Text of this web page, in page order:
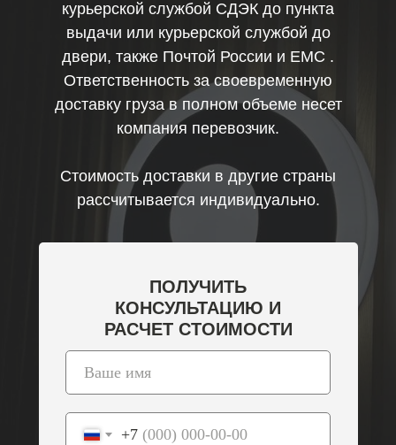
курьерской службой СДЭК до пункта
выдачи или курьерской службой до
двери, также Почтой России и ЕМС .
Ответственность за своевременную
доставку груза в полном объеме несет
компания перевозчик.
Стоимость доставки в другие страны
рассчитывается индивидуально.
ПОЛУЧИТЬ
КОНСУЛЬТАЦИЮ И
РАСЧЕТ СТОИМОСТИ
+7